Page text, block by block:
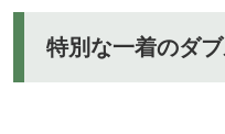
特別な一着のダ